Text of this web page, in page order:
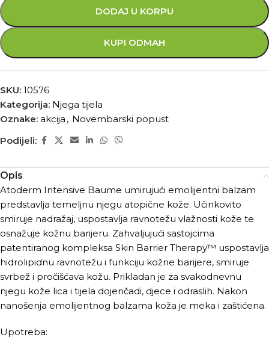
DODAJ U KORPU
KUPI ODMAH
SKU: 10576
Kategorija: Njega tijela
Oznake: akcija , Novembarski popust
Podijeli:
Opis
Atoderm Intensive Baume umirujući emolijentni balzam
predstavlja temeljnu njegu atopične kože. Učinkovito
smiruje nadražaj, uspostavlja ravnotežu vlažnosti kože te
osnažuje kožnu barijeru. Zahvaljujući sastojcima
patentiranog kompleksa Skin Barrier Therapy™ uspostavlja
hidrolipidnu ravnotežu i funkciju kožne barijere, smiruje
svrbež i pročišćava kožu. Prikladan je za svakodnevnu
njegu kože lica i tijela dojenčadi, djece i odraslih. Nakon
nanošenja emolijentnog balzama koža je meka i zaštićena.
Upotreba: